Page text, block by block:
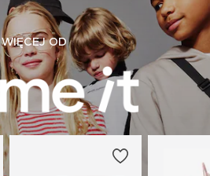
WIĘCEJ OD